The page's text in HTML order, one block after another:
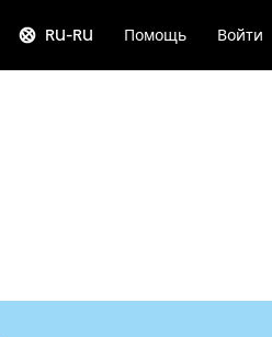
RU-RU Помощь Войти